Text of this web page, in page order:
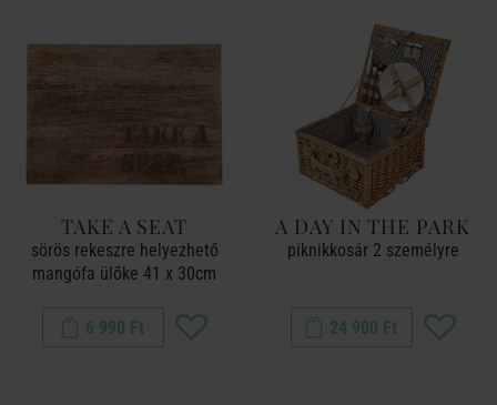
TAKE A SEAT
sörös rekeszre helyezhető
mangófa ülőke 41 x 30cm
6 990 Ft
A DAY IN THE PARK
piknikkosár 2 személyre
24 900 Ft